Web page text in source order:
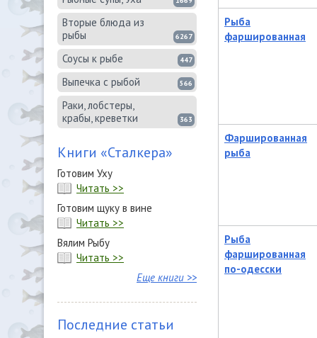
Вторые блюда из
рыбы
6267
Соусы к рыбе 447
Выпечка с рыбой 566
Раки, лобстеры,
крабы, креветки
363
Книги «Сталкера»
Готовим Уху
Читать >>
Готовим щуку в вине
Читать >>
Вялим Рыбу
Читать >>
Еще книги >>
Последние статьи
Рыба
фаршированная
Фаршированная
рыба
Рыба
фаршированная
по-одесски